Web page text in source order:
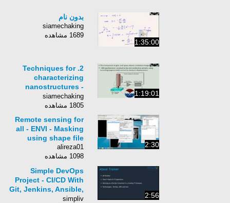
1:35:00
بدون نام
siamechaking
1689 مشاهده
1:19:01
2. Techniques for
characterizing
nanostructures -
ME599
siamechaking
1805 مشاهده
2:30
Remote sensing for
all - ENVI - Masking
using shape file
alireza01
1098 مشاهده
2:56
Simple DevOps
Project - CI/CD With
Git, Jenkins, Ansible,
Docker And
simpliv